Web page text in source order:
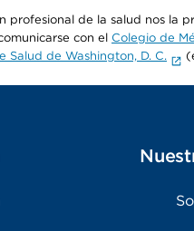
profesional de la salud nos la
con el Colegio de
Salud de Washington, D. C.